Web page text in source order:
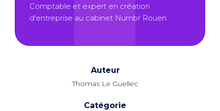
Comptable et expert en création
d'entreprise au cabinet Numbr Rouen
Auteur
Thomas Le Guellec
Catégorie